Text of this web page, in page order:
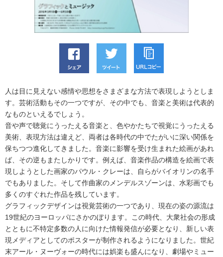
人は目に見えない感情や思想をさまざまな方法で表現しようとしま
す。芸術活動もその一つですが、その中でも、音楽と美術は代表的
なものといえるでしょう。
音や声で聴覚にうったえる音楽と、色やかたちで視覚にうったえる
美術、表現方法は違えど、両者は各時代の中でたがいに深い関係を
保ちつつ進化してきました。音楽に影響を受け生まれた絵画があれ
ば、その逆もまたしかりです。例えば、音楽作品の構造を絵画で表
現しようとした画家のパウル・クレーは、自らがバイオリンの名手
でもありました。そして作曲家のメンデルスゾーンは、水彩画でも
多くのすぐれた作品を残しています。
グラフィックデザインは視覚芸術の一つであり、現在の姿の源流は
19世紀のヨーロッパにさかのぼります。この時代、大衆社会の形成
とともに不特定多数の人に向けた情報発信が必要となり、新しい表
現メディアとしてのポスターが制作されるようになりました。世紀
末アール・ヌーヴォーの時代には娯楽も盛んになり、劇場やミュー